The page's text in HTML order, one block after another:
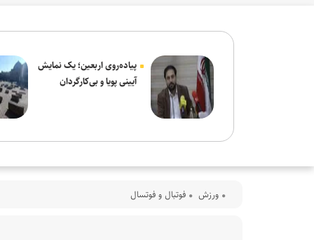
پیاده‌روی اربعین؛ یک نمایش
آیینی پویا و بی‌کارگردان
ورزش فوتبال و فوتسال